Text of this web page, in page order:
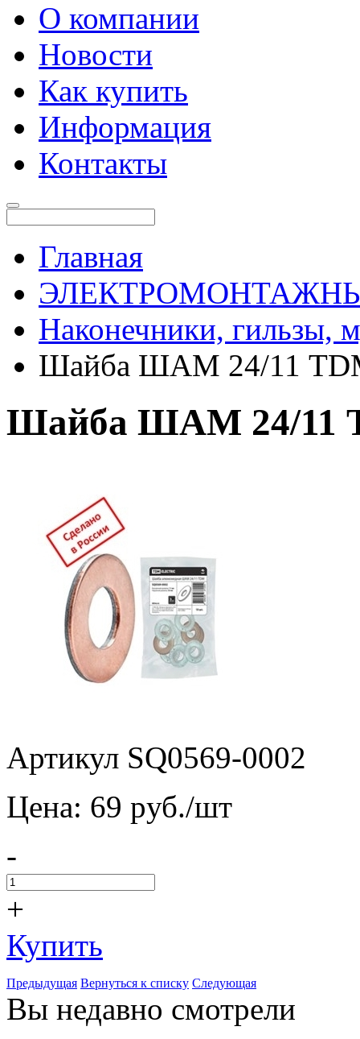
О компании
Новости
Как купить
Информация
Контакты
Главная
Наконечники, гильзы,
Шайба ШАМ 24/11
Шайба ШАМ 24/11
Артикул SQ0569-0002
Цена: 69 pуб./шт
-
+
Купить
Предыдущая Вернуться к списку Следующая
Вы недавно смотрели